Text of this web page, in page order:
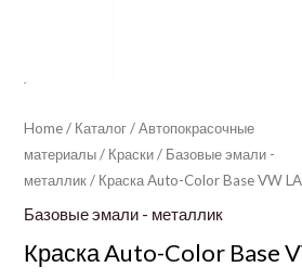
Home/ Каталог/Автопокрасочные
материалы/ Краски/ Базовые эмали -
металлик/ Краска Auto-Color Base VW
Базовые эмали - металлик
Краска Auto-Color Base